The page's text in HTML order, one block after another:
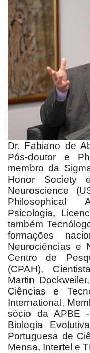
Dr. Fabiano de
Pós-doutor e
membro da
Honor Society
Neuroscience
Philosophical
Psicologia,
também
formações
Neurociências e
Centro de
(CPAH),
Martin
Ciências e
International,
sócio da APBE
Biologia
Portuguesa de
Mensa, Intertel e